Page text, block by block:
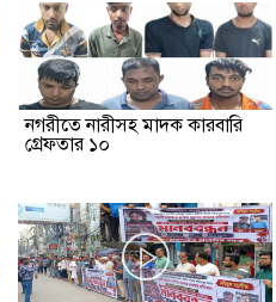
নগরীতে নারীসহ মাদক কারবারি
গ্রেফতার ১০